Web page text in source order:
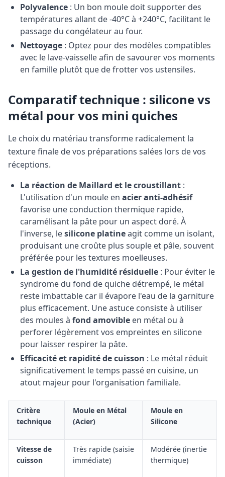
Polyvalence : Un bon moule doit supporter des
températures allant de -40°C à +240°C, facilitant le
passage du congélateur au four.
Nettoyage : Optez pour des modèles compatibles
avec le lave-vaisselle afin de savourer vos moments
en famille plutôt que de frotter vos ustensiles.
Comparatif technique : silicone vs
métal pour vos mini quiches
Le choix du matériau transforme radicalement la
texture finale de vos préparations salées lors de vos
réceptions.
La réaction de Maillard et le croustillant :
L'utilisation d'un moule en acier anti-adhésif
favorise une conduction thermique rapide,
caramélisant la pâte pour un aspect doré. À
l'inverse, lesilicone platineagit comme un isolant,
produisant une croûte plus souple et pâle, souvent
préférée pour les textures moelleuses.
La gestion de l'humidité résiduelle : Pour éviter le
syndrome du fond de quiche détrempé, le métal
reste imbattable car il évapore l'eau de la garniture
plus efficacement. Une astuce consiste à utiliser
des moules à fond amovible en métal ou à
perforer légèrement vos empreintes en silicone
pour laisser respirer la pâte.
Efficacité et rapidité de cuisson : Le métal réduit
significativement le temps passé en cuisine, un
atout majeur pour l'organisation familiale.
Critère
technique
Moule en Métal
(Acier)
Moule en
Silicone
Vitesse de
cuisson
Très rapide (saisie
immédiate)
Modérée (inertie
thermique)